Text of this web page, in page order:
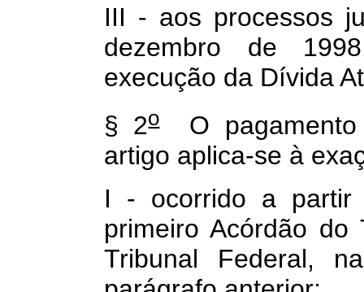
III - aos processos
dezembro de
execução da Dívida
§ 2oO
artigo aplica-se à
I - ocorrido a partir
primeiro Acórdão do
Tribunal Federal,